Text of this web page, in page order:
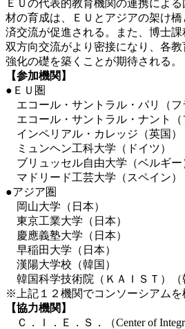
ＥＵの代表的教育機関の連携によ
材の育成は、ＥＵとアジアの架け
済交流が促進される。また、博士
双方向交流がより密接になり、各
強化の礎を築くことが期待される。
【参加機関】
●ＥＵ圏
エコール・サントラル・パリ（フ
エコール・サントラル・ナント（
インペリアル・カレッジ（英国）
ミュンヘン工科大学（ドイツ）
ブリュッセル自由大学（ベルギー
マドリード工芸大学（スペイン）
●アジア圏
岡山大学（日本）
東京工業大学（日本）
慶應義塾大学（日本）
早稲田大学（日本）
漢陽大学校（韓国）
韓国科学技術院（ＫＡＩＳＴ）（
※上記１２機関でコンソーシアムを
【協力機関】
Ｃ．Ｉ．Ｅ．Ｓ．（Center of